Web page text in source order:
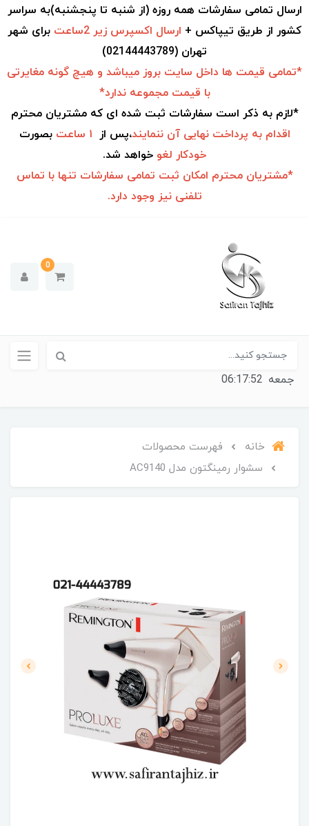
ارسال تمامی سفارشات همه روزه (از شنبه تا پنجشنبه)به سراسر
کشور از طریق تیپاکس + ارسال اکسپرس زیر 2ساعت
برای شهر
تهران (02144443789)
*تمامی قیمت ها داخل سایت بروز میباشد و هیچ گونه مغایرتی
با قیمت مجموعه ندارد*
*لازم به ذکر است سفارشات ثبت شده ای که مشتریان محترم
اقدام به پرداخت نهایی آن ننمایند،پس از
بصورت
خودکار لغو خواهد شد.
*مشتریان محترم امکان ثبت تمامی سفارشات تنها با تماس
تلفنی نیز وجود دارد.
0
جمعه 06:17:52
خانه
فهرست محصولات
سشوار رمینگتون مدل AC9140